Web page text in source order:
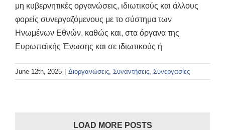
μη κυβερνητικές οργανώσεις, ιδιωτικούς και άλλους
φορείς συνεργαζόμενους με το σύστημα των
Ηνωμένων Εθνών, καθώς και, στα όργανα της
Ευρωπαϊκής Ένωσης και σε ιδιωτικούς ή
June 12th, 2025 Διοργανώσεις Συναντήσεις Συνεργασίες
LOAD MORE POSTS